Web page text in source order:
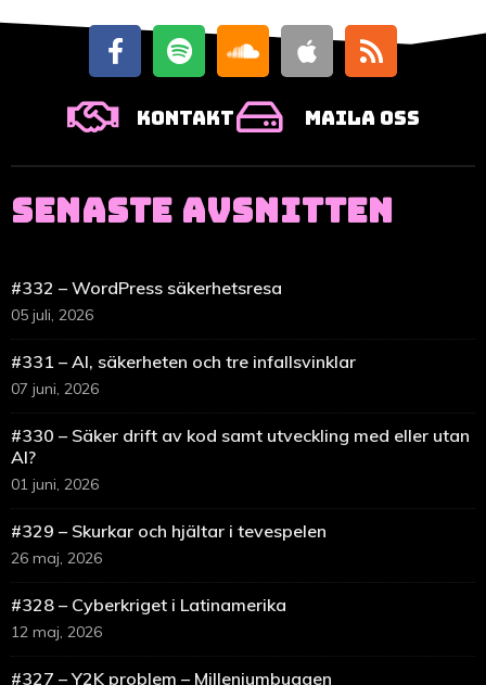
Kontakt Maila oss
SENASTE AVSNITTEN
#332 – WordPress säkerhetsresa
05 juli, 2026
#331 – AI, säkerheten och tre infallsvinklar
07 juni, 2026
#330 – Säker drift av kod samt utveckling med eller utan
AI?
01 juni, 2026
#329 – Skurkar och hjältar i tevespelen
26 maj, 2026
#328 – Cyberkriget i Latinamerika
12 maj, 2026
#327 – Y2K problem – Milleniumbuggen